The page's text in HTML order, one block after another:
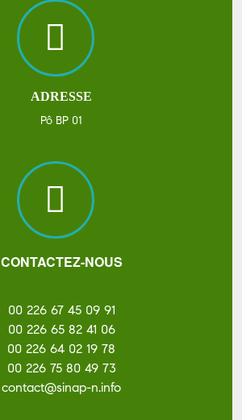
ADRESSE
Pô BP 01
CONTACTEZ-NOUS
00 226 67 45 09 91
00 226 65 82 41 06
00 226 64 02 19 78
00 226 75 80 49 73
contact@sinap-n.info